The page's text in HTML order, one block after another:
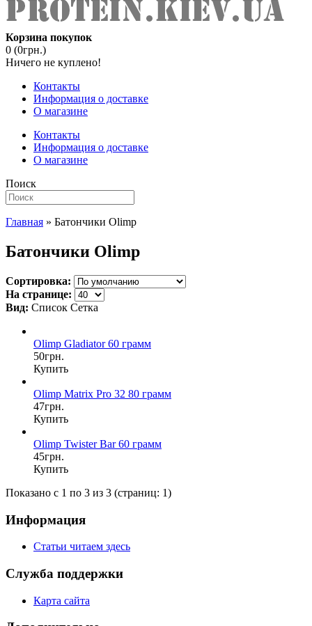
Корзина покупок
0 (0грн.)
Ничего не куплено!
Контакты
Информация о доставке
О магазине
Контакты
Информация о доставке
О магазине
Поиск
Главная » Батончики Olimp
Батончики Olimp
Сортировка:
На странице:
Вид: Список Сетка
Olimp Gladiator 60 грамм
50грн.
Купить
Olimp Matrix Pro 32 80 грамм
47грн.
Купить
Olimp Twister Bar 60 грамм
45грн.
Купить
Показано с 1 по 3 из 3 (страниц: 1)
Информация
Статьи читаем здесь
Служба поддержки
Карта сайта